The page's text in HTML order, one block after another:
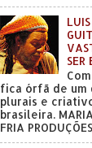
SER
fica órfã de um
plurais e
brasileira.
FRIA